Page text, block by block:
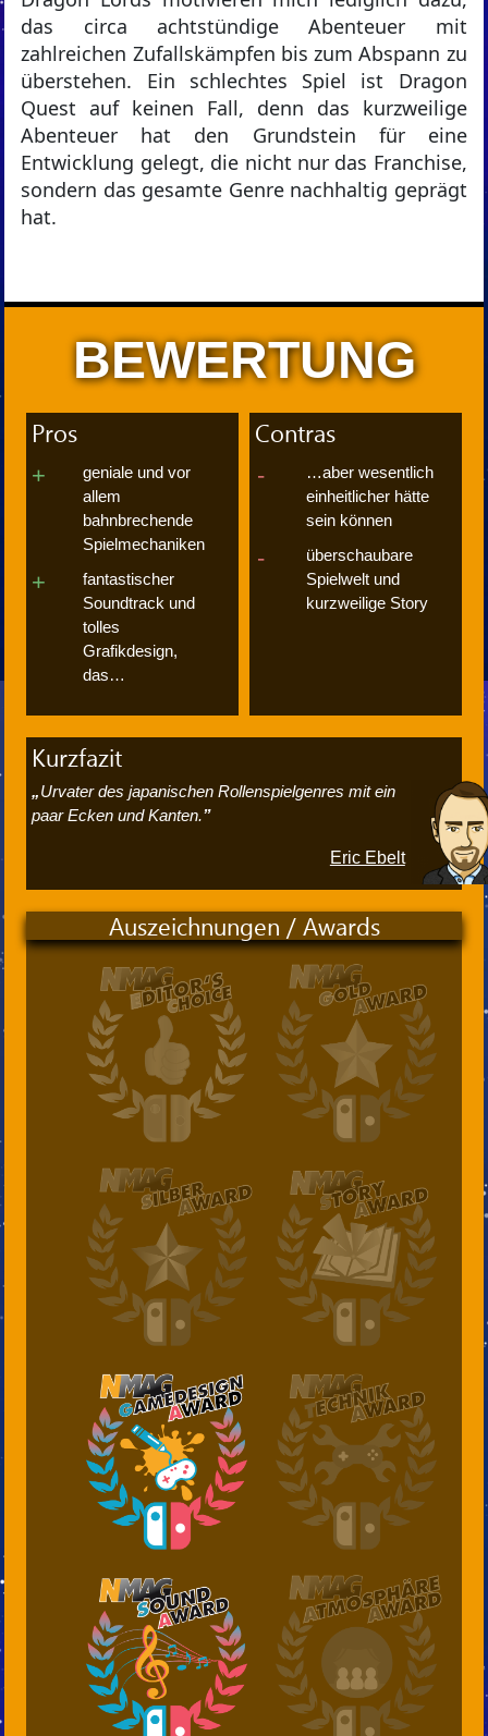
das circa achtstündige Abenteuer mit
zahlreichen Zufallskämpfen bis zum Abspann zu
überstehen. Ein schlechtes Spiel ist Dragon
Quest auf keinen Fall, denn das kurzweilige
Abenteuer hat den Grundstein für eine
Entwicklung gelegt, die nicht nur das Franchise,
sondern das gesamte Genre nachhaltig geprägt
hat.
BEWERTUNG
Pros
geniale und vor
allem
bahnbrechende
Spielmechaniken
fantastischer
Soundtrack und
tolles
Grafikdesign,
das…
Contras
…aber wesentlich
einheitlicher hätte
sein können
überschaubare
Spielwelt und
kurzweilige Story
Kurzfazit
Urvater des japanischen Rollenspielgenres mit ein
paar Ecken und Kanten.
Eric Ebelt
Auszeichnungen / Awards